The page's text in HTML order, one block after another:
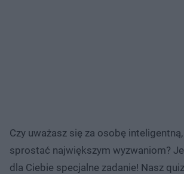
Czy uważasz się za osobę
sprostać największym wyzwaniom?
dla Ciebie specjalne zadanie! Nasz